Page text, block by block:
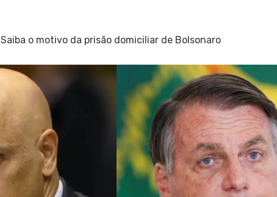
Saiba o motivo da prisão domiciliar de Bolsonaro